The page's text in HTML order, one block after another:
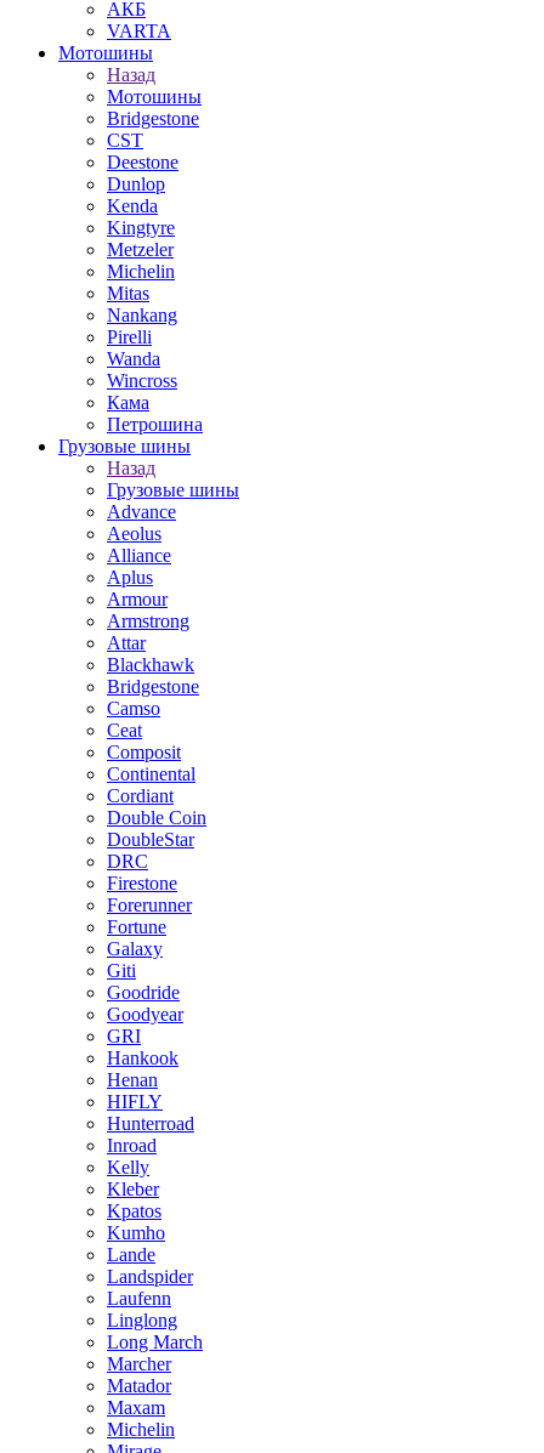
АКБ
VARTA
Мотошины
Назад
Мотошины
Bridgestone
CST
Deestone
Dunlop
Kenda
Kingtyre
Metzeler
Michelin
Mitas
Nankang
Pirelli
Wanda
Wincross
Кама
Петрошина
Грузовые шины
Назад
Грузовые шины
Advance
Aeolus
Alliance
Aplus
Armour
Armstrong
Attar
Blackhawk
Bridgestone
Camso
Ceat
Composit
Continental
Cordiant
Double Coin
DoubleStar
DRC
Firestone
Forerunner
Fortune
Galaxy
Giti
Goodride
Goodyear
GRI
Hankook
Henan
HIFLY
Hunterroad
Inroad
Kelly
Kleber
Kpatos
Kumho
Lande
Landspider
Laufenn
Linglong
Long March
Marcher
Matador
Maxam
Michelin